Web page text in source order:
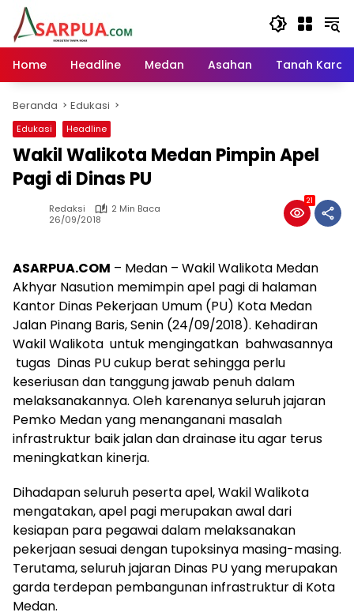
Langsung
konten
Home
Headline Medan Asahan Tanah Karo
Beranda Edukasi
Edukasi Headline
Wakil Walikota Medan Pimpin Apel
Pagi di Dinas PU
Redaksi
2 Min Baca
26/09/2018
21
ASARPUA.COM – Medan – Wakil Walikota Medan
Akhyar Nasution memimpin apel pagi di halaman
Kantor Dinas Pekerjaan Umum (PU) Kota Medan
Jalan Pinang Baris, Senin (24/09/2018). Kehadiran
Wakil Walikota untuk mengingatkan bahwasannya
tugas Dinas PU cukup berat sehingga perlu
keseriusan dan tanggung jawab penuh dalam
melaksanakannya. Oleh karenanya seluruh jajaran
Pemko Medan yang menanganani masalah
infrastruktur baik jalan dan drainase itu agar terus
meningkatkan kinerja.
Dihadapan seluruh peserta apel, Wakil Walikota
mengatakan, apel pagi merupakan awal dari
kesiapan para pegawai dalam melaksanakan
pekerjaan sesuai dengan tupoksinya masing-masing.
Terutama, seluruh jajaran Dinas PU yang merupakan
garda terdepan pembangunan infrastruktur di Kota
Medan.